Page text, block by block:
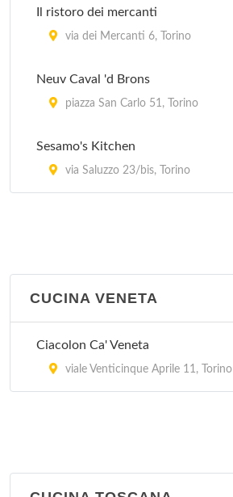
Il ristoro dei mercanti
via dei Mercanti 6, Torino
Neuv Caval 'd Brons
piazza San Carlo 51, Torino
Sesamo's Kitchen
via Saluzzo 23/bis, Torino
CUCINA VENETA
Ciacolon Ca' Veneta
viale Venticinque Aprile 11, Torino